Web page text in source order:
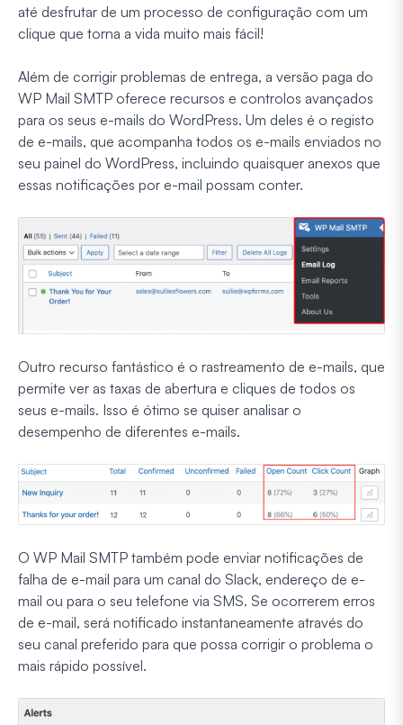
até desfrutar de um processo de configuração com um
clique que torna a vida muito mais fácil!
Além de corrigir problemas de entrega, a versão paga do
WP Mail SMTP oferece recursos e controlos avançados
para os seus e-mails do WordPress. Um deles é o registo
de e-mails, que acompanha todos os e-mails enviados no
seu painel do WordPress, incluindo quaisquer anexos que
essas notificações por e-mail possam conter.
Outro recurso fantástico é o rastreamento de e-mails, que
permite ver as taxas de abertura e cliques de todos os
seus e-mails. Isso é ótimo se quiser analisar o
desempenho de diferentes e-mails.
O WP Mail SMTP também pode enviar notificações de
falha de e-mail para um canal do Slack, endereço de e-
mail ou para o seu telefone via SMS. Se ocorrerem erros
de e-mail, será notificado instantaneamente através do
seu canal preferido para que possa corrigir o problema o
mais rápido possível.